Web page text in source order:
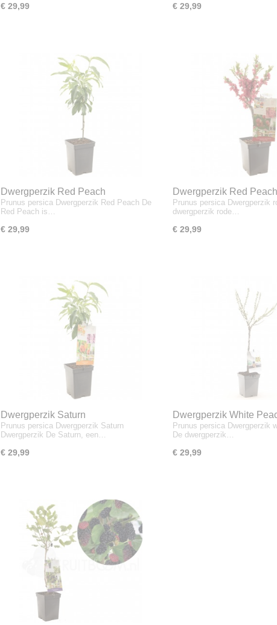
€ 29,99 € 29,99
Dwergperzik Red Peach
Prunus persica Dwergperzik Red Peach De
Red Peach is…
€ 29,99
Dwergperzik Red
bloesem)
Prunus persica Dwergperzik
dwergperzik rode…
€ 29,99
Dwergperzik Saturn
Prunus persica Dwergperzik Saturn
Dwergperzik De Saturn, een…
€ 29,99
Dwergperzik White
bloesem)
Prunus persica Dwergperzik
De dwergperzik…
€ 29,99